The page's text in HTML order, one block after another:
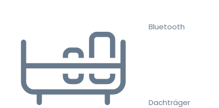
Bluetooth
Dachträger